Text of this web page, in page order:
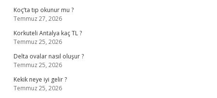
Koç’ta tıp okunur mu ?
Temmuz 27, 2026
Korkuteli Antalya kaç TL ?
Temmuz 25, 2026
Delta ovalar nasıl oluşur ?
Temmuz 25, 2026
Kekik neye iyi gelir ?
Temmuz 25, 2026